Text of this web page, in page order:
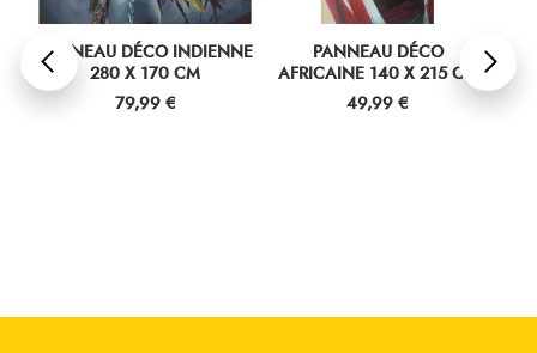
PANNEAU DÉCO INDIENNE
280 X 170 CM
Prix
79,99 €
PANNEAU DÉCO
AFRICAINE 140 X 215 CM
Prix
49,99 €